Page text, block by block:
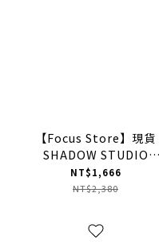
【Focus Store】現貨
SHADOW STUDIO
SHADOW GOETHE
JERSRY / 歌德字體網眼球
NT$1,666
NT$2,380